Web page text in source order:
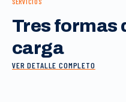
Tres formas
carga
VER DETALLE COMPLETO